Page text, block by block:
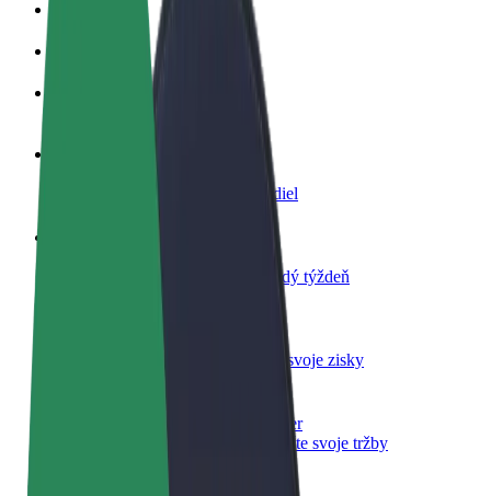
Zarábajte podľa vlastných pravidiel
Doručujte jedlo a zarábajte si každý týždeň
Pridajte reštauráciu
Oslovte viac zákazníkov a zvýšte svoje zisky
Zaregistrujte sa ako flotilový partner
Pridajte svoju flotilu k Boltu a zvýšte svoje tržby